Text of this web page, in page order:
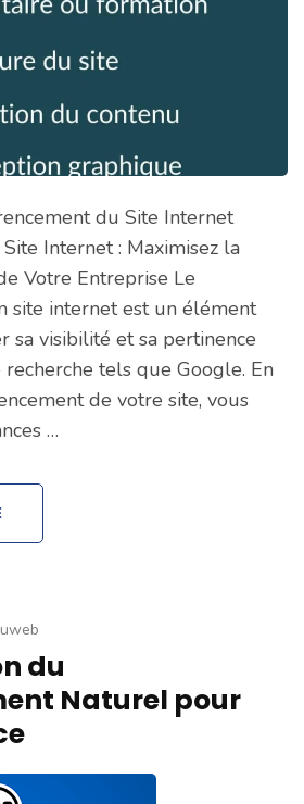
du Site Internet
Internet : Maximisez la
Votre Entreprise Le
site internet est un élément
sa visibilité et sa pertinence
tels que Google. En
de votre site, vous
…
du
Naturel pour